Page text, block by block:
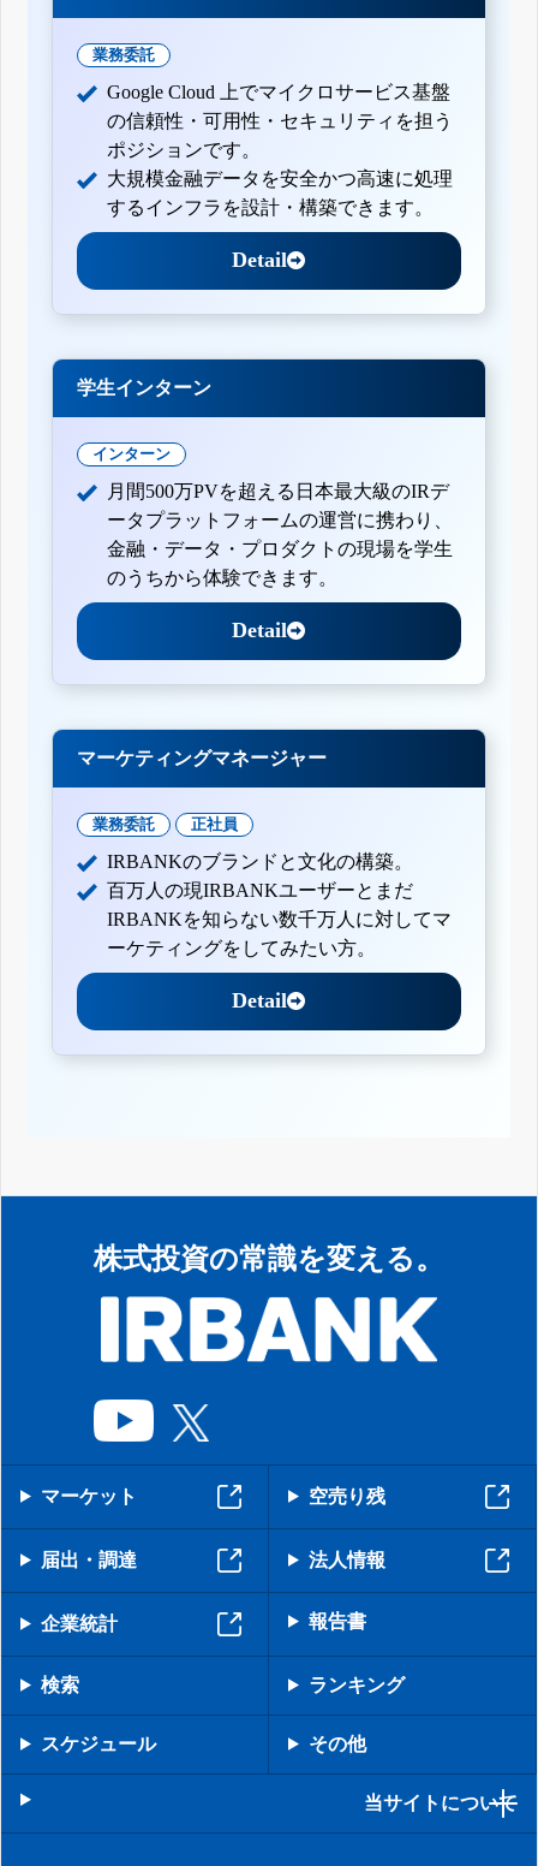
業務委託
Google Cloud 上でマイクロサービス基盤
の信頼性・可用性・セキュリティを担う
ポジションです。
大規模金融データを安全かつ高速に処理
するインフラを設計・構築できます。
Detail
学生インターン
インターン
月間500万PVを超える日本最大級のIRデ
ータプラットフォームの運営に携わり、
金融・データ・プロダクトの現場を学生
のうちから体験できます。
Detail
マーケティングマネージャー
業務委託 正社員
IRBANKのブランドと文化の構築。
百万人の現IRBANKユーザーとまだ
IRBANKを知らない数千万人に対してマ
ーケティングをしてみたい方。
Detail
株式投資の常識を変える。
マーケット 空売り残
届出・調達 法人情報
企業統計 報告書
検索 ランキング
スケジュール その他
当サイトについて